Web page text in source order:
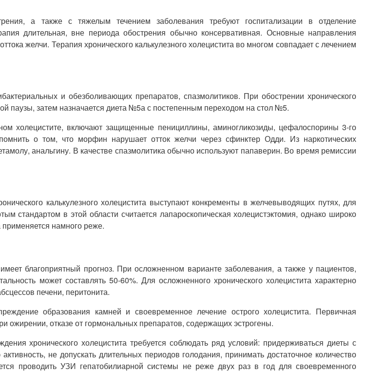
а также с тяжелым течением заболевания требуют госпитализации в отделение
длительная, вне периода обострения обычно консервативная. Основные направления
желчи. Терапия хронического калькулезного холецистита во многом совпадает с лечением
и обезболивающих препаратов, спазмолитиков. При обострении хронического
паузы, затем назначается диета №5а с постепенным переходом на стол №5.
холецистите, включают защищенные пенициллины, аминогликозиды, цефалоспорины 3-го
о том, что морфин нарушает отток желчи через сфинктер Одди. Из наркотических
анальгину. В качестве спазмолитика обычно используют папаверин. Во время ремиссии
калькулезного холецистита выступают конкременты в желчевыводящих путях, для
стандартом в этой области считается лапароскопическая холецистэктомия, однако широко
применяется намного реже.
благоприятный прогноз. При осложненном варианте заболевания, а также у пациентов,
может составлять 50-60%. Для осложненного хронического холецистита характерно
печени, перитонита.
образования камней и своевременное лечение острого холецистита. Первичная
ожирении, отказе от гормональных препаратов, содержащих эстрогены.
хронического холецистита требуется соблюдать ряд условий: придерживаться диеты с
не допускать длительных периодов голодания, принимать достаточное количество
проводить УЗИ гепатобилиарной системы не реже двух раз в год для своевременного